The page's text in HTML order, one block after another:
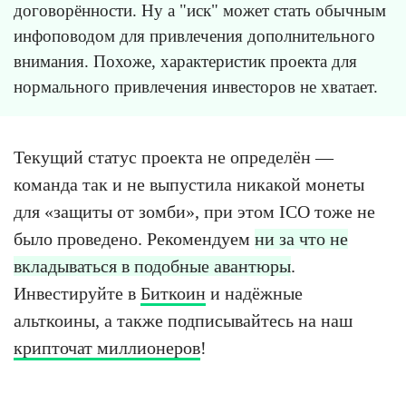
договорённости. Ну а "иск" может стать обычным
инфоповодом для привлечения дополнительного
внимания. Похоже, характеристик проекта для
нормального привлечения инвесторов не хватает.
Текущий статус проекта не определён —
команда так и не выпустила никакой монеты
для «защиты от зомби», при этом ICO тоже не
было проведено. Рекомендуем ни за что не
вкладываться в подобные авантюры.
Инвестируйте в Биткоин и надёжные
альткоины, а также подписывайтесь на наш
крипточат миллионеров!